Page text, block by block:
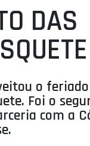
DAS
o
Foi o
com a